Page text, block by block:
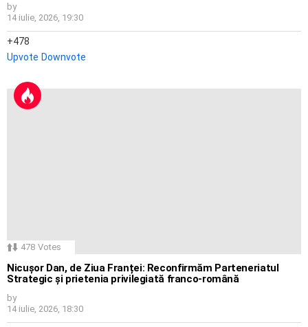
by
14 iulie, 2026, 19:30
478
Upvote Downvote
478 Votes
Nicușor Dan, de Ziua Franței: Reconfirmăm Parteneriatul
Strategic și prietenia privilegiată franco-română
by
14 iulie, 2026, 18:30